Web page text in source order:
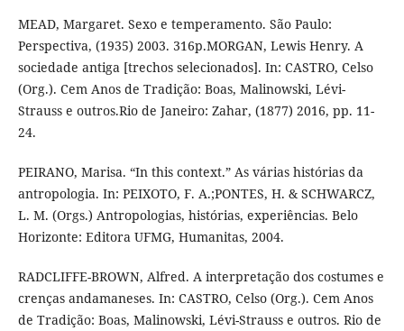
MEAD, Margaret. Sexo e temperamento. São Paulo:
Perspectiva, (1935) 2003. 316p.MORGAN, Lewis Henry. A
sociedade antiga [trechos selecionados]. In: CASTRO, Celso
(Org.). Cem Anos de Tradição: Boas, Malinowski, Lévi-
Strauss e outros.Rio de Janeiro: Zahar, (1877) 2016, pp. 11-
24.
PEIRANO, Marisa. “In this context.” As várias histórias da
antropologia. In: PEIXOTO, F. A.;PONTES, H. & SCHWARCZ,
L. M. (Orgs.) Antropologias, histórias, experiências. Belo
Horizonte: Editora UFMG, Humanitas, 2004.
RADCLIFFE-BROWN, Alfred. A interpretação dos costumes e
crenças andamaneses. In: CASTRO, Celso (Org.). Cem Anos
de Tradição: Boas, Malinowski, Lévi-Strauss e outros. Rio de